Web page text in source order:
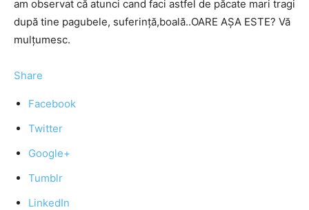
am observat că atunci cand faci astfel de păcate mari tragi
după tine pagubele, suferinţă,boală..OARE AŞA ESTE? Vă
mulţumesc.
Share
Facebook
Twitter
Google+
Tumblr
LinkedIn